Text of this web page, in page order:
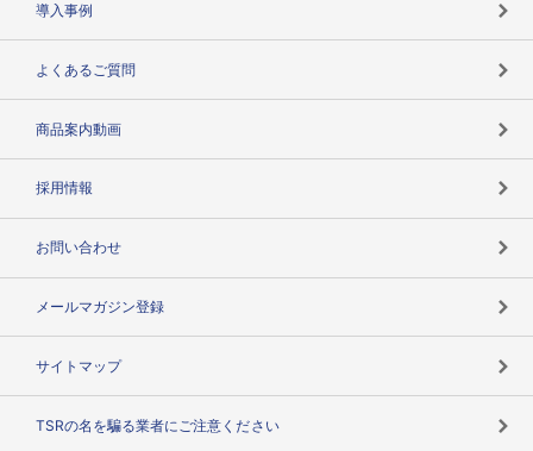
導入事例
よくあるご質問
商品案内動画
採用情報
お問い合わせ
メールマガジン登録
サイトマップ
TSRの名を騙る業者にご注意ください